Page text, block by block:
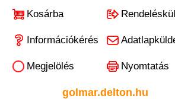
Kosárba
Információkérés
Megjelölés Nyomtatás
golmar.delton.hu